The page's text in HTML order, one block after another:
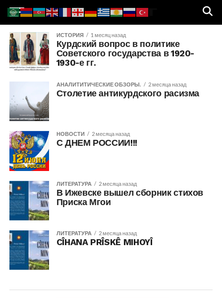
ИСТОРИЯ 1 месяц назад
Курдский вопрос в политике
Советского государства в 1920-
1930-е гг.
АНАЛИТИТИЧЕСКИЕ ОБЗОРЫ. 2 месяца назад
Столетие антикурдского расизма
НОВОСТИ 2 месяца назад
С ДНЕМ РОССИИ!!!
ЛИТЕРАТУРА 2 месяца назад
В Ижевске вышел сборник стихов
Приска Мгои
ЛИТЕРАТУРА 2 месяца назад
CÎHANA PRÎSKÊ MIHOYÎ